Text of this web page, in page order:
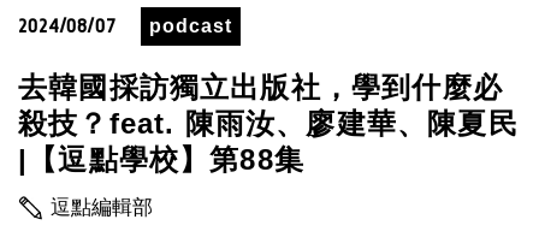
2024/08/07 podcast
去韓國採訪獨立出版社，學到什麼必
殺技？feat. 陳雨汝、廖建華、陳夏民
|【逗點學校】第88集
逗點編輯部